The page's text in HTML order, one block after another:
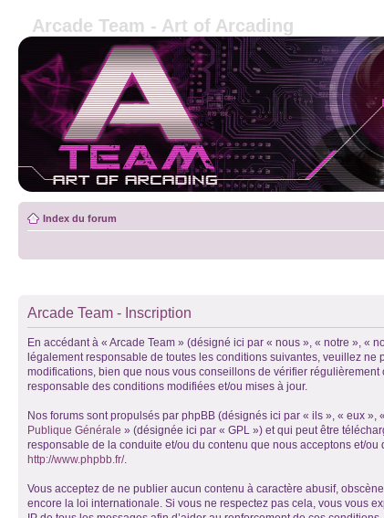
Arcade Team - Art of Arcading
Index du forum
Arcade Team - Inscription
En accédant à « Arcade Team » (désigné ici par « nous », « notre », «
légalement responsable de toutes les conditions suivantes, veuillez ne
modifications, bien que nous vous conseillons de vérifier
responsable des conditions modifiées et/ou mises à jour.
Nos forums sont propulsés par phpBB (désignés ici par « ils », « eux
Publique Générale » (désignée ici par « GPL ») et qui peut être
responsable de la conduite et/ou du contenu que nous acceptons et/
http://www.phpbb.fr/.
Vous acceptez de ne publier aucun contenu à caractère abusif,
encore la loi internationale. Si vous ne respectez pas cela, vous vous